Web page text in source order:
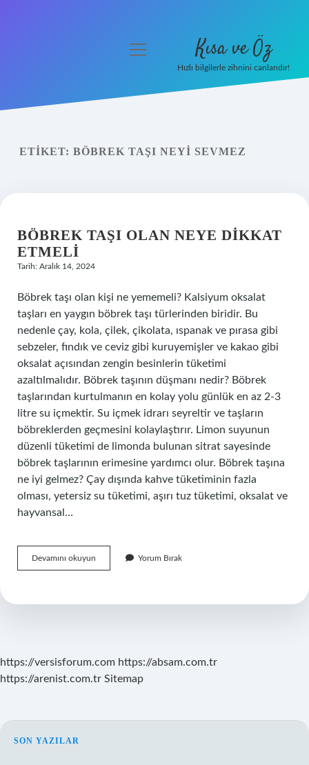
Yasal Uyarı
menüyü
Kısa ve Öz
Hızlı bilgilerle zihnini canlandır!
ETIKET: BÖBREK TAŞI NEYI SEVMEZ
BÖBREK TAŞI OLAN NEYE DIKKAT
ETMELI
Tarih: Aralık 14, 2024
Böbrek taşı olan kişi ne yememeli? Kalsiyum oksalat
taşları en yaygın böbrek taşı türlerinden biridir. Bu
nedenle çay, kola, çilek, çikolata, ıspanak ve pırasa gibi
sebzeler, fındık ve ceviz gibi kuruyemişler ve kakao gibi
oksalat açısından zengin besinlerin tüketimi
azaltılmalıdır. Böbrek taşının düşmanı nedir? Böbrek
taşlarından kurtulmanın en kolay yolu günlük en az 2-3
litre su içmektir. Su içmek idrarı seyreltir ve taşların
böbreklerden geçmesini kolaylaştırır. Limon suyunun
düzenli tüketimi de limonda bulunan sitrat sayesinde
böbrek taşlarının erimesine yardımcı olur. Böbrek taşına
ne iyi gelmez? Çay dışında kahve tüketiminin fazla
olması, yetersiz su tüketimi, aşırı tuz tüketimi, oksalat ve
hayvansal…
Devamını okuyun
Taşı
Dikkat
Yorum Bırak
https://versisforum.com https://absam.com.tr
https://arenist.com.tr Sitemap
SIDEBAR
SON YAZILAR